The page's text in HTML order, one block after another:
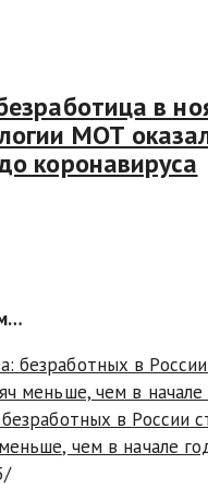
в
МОТ
коронавируса
безработных в России
чем в начале
/